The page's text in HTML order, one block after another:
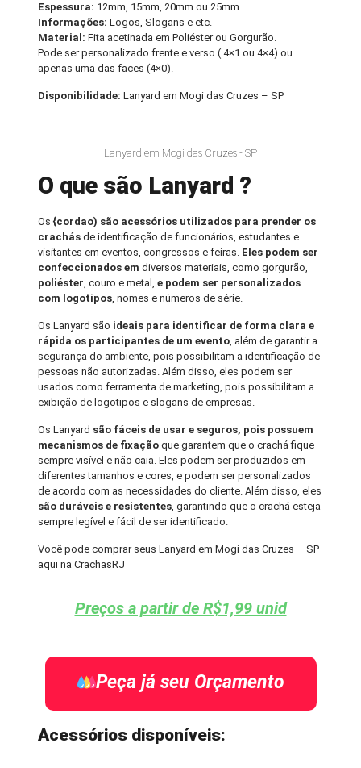
Espessura: 12mm, 15mm, 20mm ou 25mm
Informações:Logos, Slogans e etc.
Material: Fita acetinada em Poliéster ou Gorgurão.
Pode ser personalizado frente e verso ( 4×1 ou 4×4) ou
apenas uma das faces (4×0).
Disponibilidade:Lanyard em Mogi das Cruzes – SP
Lanyard em Mogi das Cruzes - SP
O que são Lanyard ?
Os {cordao) são acessórios utilizados para prender os
crachás de identificação de funcionários, estudantes e
visitantes em eventos, congressos e feiras. Eles podem ser
confeccionados emdiversos materiais, como gorgurão,
poliéster, couro e metal,e podem ser personalizados
com logotipos, nomes e números de série.
Os Lanyard são ideais para identificar de forma clara e
rápida os participantes de um evento, além de garantir a
segurança do ambiente, pois possibilitam a identificação de
pessoas não autorizadas. Além disso, eles podem ser
usados como ferramenta de marketing, pois possibilitam a
exibição de logotipos e slogans de empresas.
Os Lanyard são fáceis de usar e seguros, pois possuem
mecanismos de fixação que garantem que o crachá fique
sempre visível e não caia. Eles podem ser produzidos em
diferentes tamanhos e cores, e podem ser personalizados
de acordo com as necessidades do cliente. Além disso, eles
são duráveis e resistentes, garantindo que o crachá esteja
sempre legível e fácil de ser identificado.
Você pode comprar seus Lanyard em Mogi das Cruzes – SP
aqui na CrachasRJ
Preços a partir de R$1,99 unid
Peça já seu Orçamento
Acessórios disponíveis: